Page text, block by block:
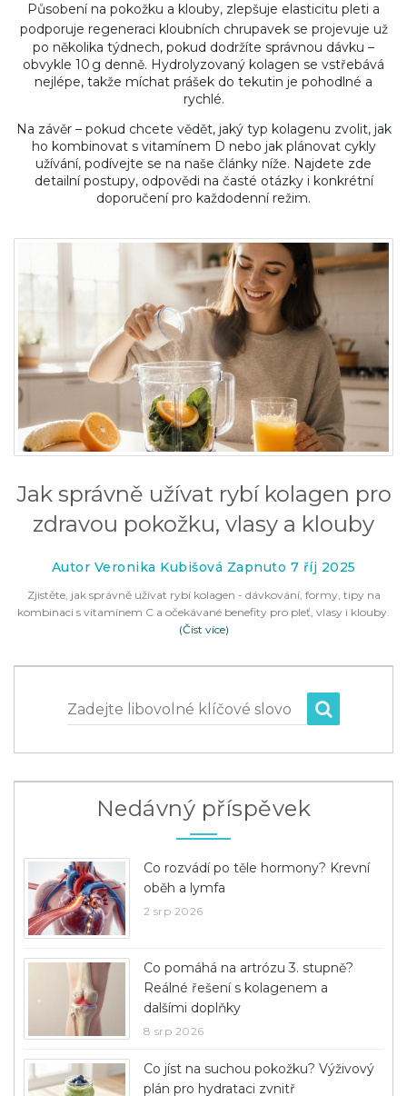
Působení na pokožku a klouby, zlepšuje elasticitu pleti a
podporuje regeneraci kloubních chrupavekse projevuje už
po několika týdnech, pokud dodržíte správnou dávku –
obvykle 10 g denně. Hydrolyzovaný kolagen se vstřebává
nejlépe, takže míchat prášek do tekutin je pohodlné a
rychlé.
Na závěr – pokud chcete vědět, jaký typ kolagenu zvolit, jak
ho kombinovat s vitamínem D nebo jak plánovat cykly
užívání, podívejte se na naše články níže. Najdete zde
detailní postupy, odpovědi na časté otázky i konkrétní
doporučení pro každodenní režim.
Jak správně užívat rybí kolagen pro
zdravou pokožku, vlasy a klouby
Autor Veronika Kubišová Zapnuto 7 říj 2025
Zjistěte, jak správně užívat rybí kolagen - dávkování, formy, tipy na
kombinaci s vitamínem C a očekávané benefity pro pleť, vlasy i klouby.
(Číst více)
Zadejte libovolné klíčové slovo
Nedávný příspěvek
Co rozvádí po těle hormony? Krevní
oběh a lymfa
2 srp 2026
Co pomáhá na artrózu 3. stupně?
Reálné řešení s kolagenem a
dalšími doplňky
8 srp 2026
Co jíst na suchou pokožku? Výživový
plán pro hydrataci zvnitř